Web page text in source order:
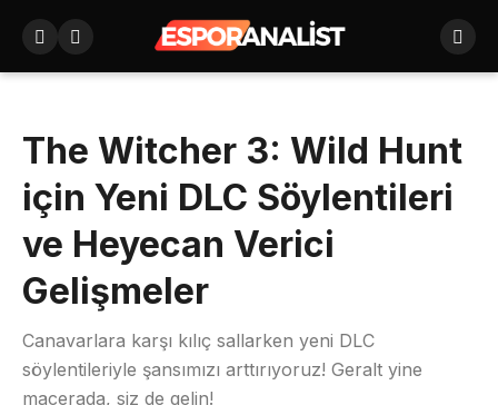
The Witcher 3: Wild Hunt
için Yeni DLC Söylentileri
ve Heyecan Verici
Gelişmeler
Canavarlara karşı kılıç sallarken yeni DLC
söylentileriyle şansımızı arttırıyoruz! Geralt yine
macerada, siz de gelin!